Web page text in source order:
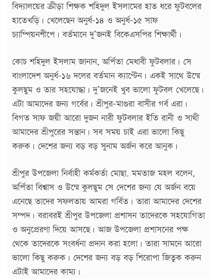
বিদ্যালয়ের ক্রীড়া শিক্ষক শহিদুল ইসলামের হাত ধরে ফুটবলের
হাতেখড়ি। খেলেছেন অনুর্ধ-১৪ ও অনুর্ধ-১৫ সাফ
চ্যাম্পিয়নশীপে। বর্তমানে দু’জনই বিকেএসপির শিক্ষার্থী।
কোচ শহিদুল ইসলাম জানান, অর্পিতা মেধাবী ফুটবলার। সে
বাংলাদেশ অনুর্ধ-১৬ দলের বর্তমান ক্যাপ্টেন। একই সাথে উম্মে
কুলছুম ও তার সহযোদ্ধা। দু’জনেই খুব ভালো ফুটবল খেলেছে।
এটা আমাদের জন্য গর্বের। শ্রীপুর-মাগুরা বাসীর গর্ব এরা।
বিগত সাফ জয়ী আরো দুজন নারী ফুটবলার ইতি রানী ও সাথী
আমাদের শ্রীপুরের সন্তান। সব সময় চাই এরা ভালো কিছু
করুক। দেশের জন্য বড় বড় সুনাম অর্জন করে আনুক।
শ্রীপুর উপজেলা নির্বাহী কর্মকর্তা মোছা. মমতাজ মহল বলেন,
অর্পিতা বিশ্বাস ও উম্মে কুলছুম সে দেশের জন্য যে অর্জন বয়ে
এনেছে তাদের সফলতায় আমরা গর্বিত। তারা আমাদের দেশের
সম্পদ। বরাবরই শ্রীপুর উপজেলা প্রশাসন তাদেরকে সহযোগিতা
ও অনুপ্রেরণা দিয়ে আসছে। আজ উপজেলা প্রশাসনের পক্ষ
থেকে তাদেরকে সংবর্ধনা প্রদান করা হলো। তারা সামনে আরো
ভালো কিছু করুক। দেশের জন্য বড় বড় শিরোপা জিতুক করুন
এটাই আমাদের কাম্য।